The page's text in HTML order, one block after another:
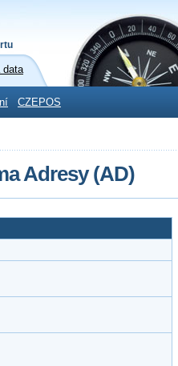
data
CZEPOS
Adresy (AD)